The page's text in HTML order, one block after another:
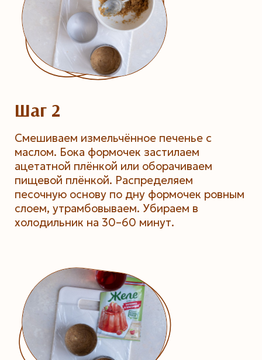
Шаг 2
Смешиваем измельчённое печенье с
маслом. Бока формочек застилаем
ацетатной плёнкой или оборачиваем
пищевой плёнкой. Распределяем
песочную основу по дну формочек ровным
слоем, утрамбовываем. Убираем в
холодильник на 30–60 минут.